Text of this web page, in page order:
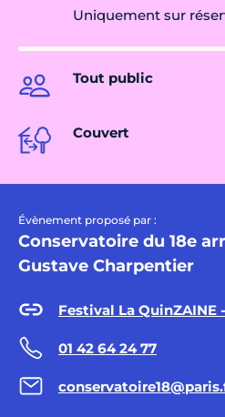
Uniquement sur
Tout public
Couvert
Évènement proposé par :
Conservatoire du 18e
Gustave Charpentier
Festival La QuinZAINE
01 42 64 24 77